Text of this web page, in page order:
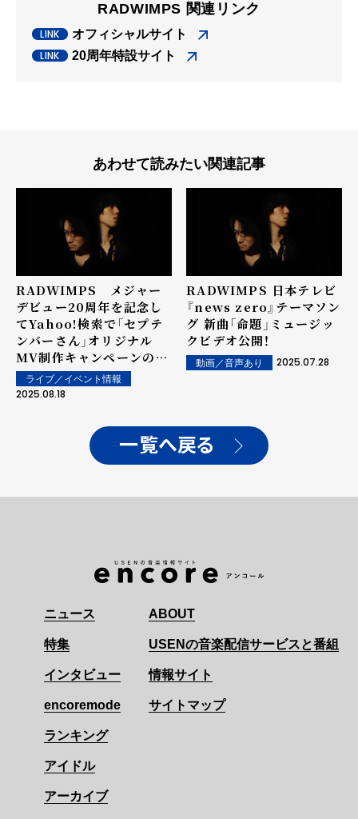
RADWIMPS 関連リンク
オフィシャルサイト
20周年特設サイト
あわせて読みたい関連記事
RADWIMPS メジャー
デビュー20周年を記念し
てYahoo!検索で「セプテ
ンバーさん」オリジナル
MV制作キャンペーンの実
施が決定！「セプテンバー
さん」をテーマにした思い
ライブ／イベント情報
2025.08.18
RADWIMPS 日本テレビ
『news zero』テーマソン
グ 新曲「命題」ミュージッ
クビデオ公開！
動画／音声あり 2025.07.28
一覧へ戻る
ニュース
特集
インタビュー
encoremode
ランキング
アイドル
アーカイブ
ABOUT
USENの音楽配信サービスと番組
情報サイト
サイトマップ